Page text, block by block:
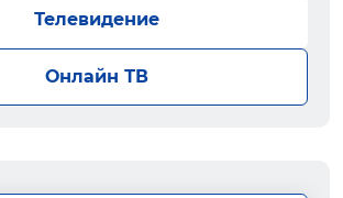
Телевидение
Онлайн ТВ